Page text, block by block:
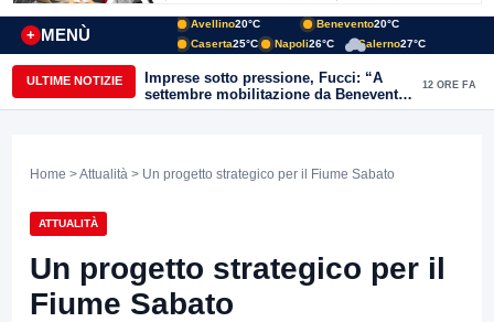
MENÙ
+
Avellino20°C Benevento20°C
Caserta25°C Napoli26°C Salerno27°C
ULTIME NOTIZIE
Imprese sotto pressione, Fucci: “A
settembre mobilitazione da Benevento
e Avellino”
12 ORE FA
Home >Attualità > Un progetto strategico per il Fiume Sabato
ATTUALITÀ
Un progetto strategico per il
Fiume Sabato